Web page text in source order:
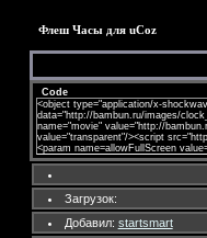
Флеш Часы для uCoz
Code
<object type="application/x-
data="http://bambun.ru/images/
name="movie" value="http://
value="transparent"/><script
<param name=allowFullScreen
Загрузок:
Добавил: startsmart